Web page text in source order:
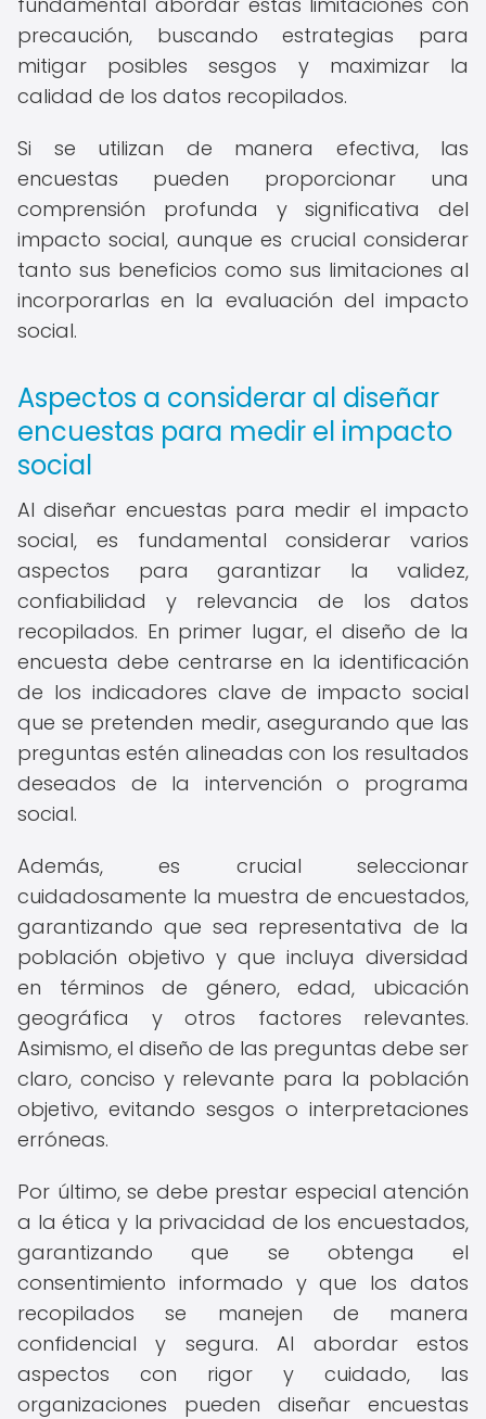
precaución, buscando estrategias para
mitigar posibles sesgos y maximizar la
calidad de los datos recopilados.
Si se utilizan de manera efectiva, las
encuestas pueden proporcionar una
comprensión profunda y significativa del
impacto social, aunque es crucial considerar
tanto sus beneficios como sus limitaciones al
incorporarlas en la evaluación del impacto
social.
Aspectos a considerar al diseñar
encuestas para medir el impacto
social
Al diseñar encuestas para medir el impacto
social, es fundamental considerar varios
aspectos para garantizar la validez,
confiabilidad y relevancia de los datos
recopilados. En primer lugar, el diseño de la
encuesta debe centrarse en la identificación
de los indicadores clave de impacto social
que se pretenden medir, asegurando que las
preguntas estén alineadas con los resultados
deseados de la intervención o programa
social.
Además, es crucial seleccionar
cuidadosamente la muestra de encuestados,
garantizando que sea representativa de la
población objetivo y que incluya diversidad
en términos de género, edad, ubicación
geográfica y otros factores relevantes.
Asimismo, el diseño de las preguntas debe ser
claro, conciso y relevante para la población
objetivo, evitando sesgos o interpretaciones
erróneas.
Por último, se debe prestar especial atención
a la ética y la privacidad de los encuestados,
garantizando que se obtenga el
consentimiento informado y que los datos
recopilados se manejen de manera
confidencial y segura. Al abordar estos
aspectos con rigor y cuidado, las
organizaciones pueden diseñar encuestas